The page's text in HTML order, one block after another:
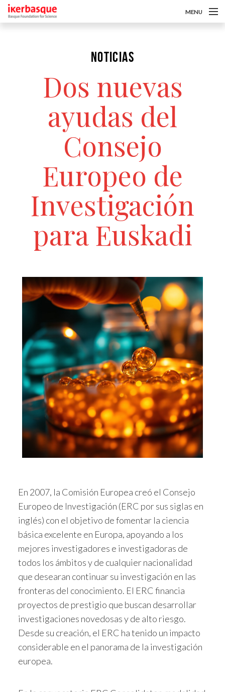
MENU
Investigadoras/es
NOTICIAS
Dos nuevas
ayudas del
Consejo
Europeo de
Investigación
para Euskadi
En 2007, la Comisión Europea creó el Consejo
Europeo de Investigación (ERC por sus siglas en
inglés) con el objetivo de fomentar la ciencia
básica excelente en Europa, apoyando a los
mejores investigadores e investigadoras de
todos los ámbitos y de cualquier nacionalidad
que desearan continuar su investigación en las
fronteras del conocimiento. El ERC financia
proyectos de prestigio que buscan desarrollar
investigaciones novedosas y de alto riesgo.
Desde su creación, el ERC ha tenido un impacto
considerable en el panorama de la investigación
europea.